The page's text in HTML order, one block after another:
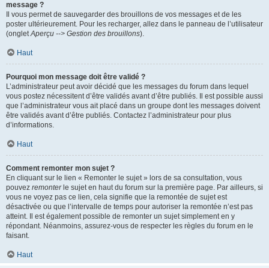
message ?
Il vous permet de sauvegarder des brouillons de vos messages et de les
poster ultérieurement. Pour les recharger, allez dans le panneau de l’utilisateur
(ongletAperçu --> Gestion des brouillons).
Haut
Pourquoi mon message doit être validé ?
L’administrateur peut avoir décidé que les messages du forum dans lequel
vous postez nécessitent d’être validés avant d’être publiés. Il est possible aussi
que l’administrateur vous ait placé dans un groupe dont les messages doivent
être validés avant d’être publiés. Contactez l’administrateur pour plus
d’informations.
Haut
Comment remonter mon sujet ?
En cliquant sur le lien « Remonter le sujet » lors de sa consultation, vous
pouvez remonterle sujet en haut du forum sur la première page. Par ailleurs, si
vous ne voyez pas ce lien, cela signifie que la remontée de sujet est
désactivée ou que l’intervalle de temps pour autoriser la remontée n’est pas
atteint. Il est également possible de remonter un sujet simplement en y
répondant. Néanmoins, assurez-vous de respecter les règles du forum en le
faisant.
Haut